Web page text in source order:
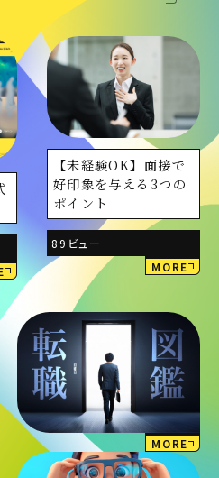
【未経験OK】面接で
好印象を与える3つの
ポイント
89ビュー
MORE
MORE